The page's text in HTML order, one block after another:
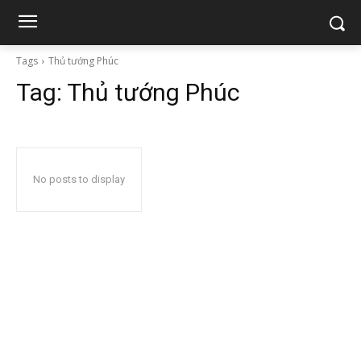
Tags Thủ tướng Phúc
Tag: Thủ tướng Phúc
No posts to display